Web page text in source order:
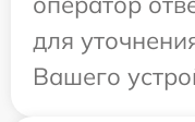
для
Вашего